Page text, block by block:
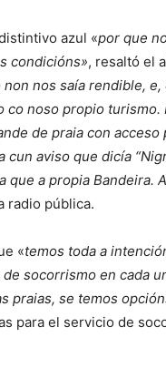
azul «por que
condicións», resaltó el
nos saía rendible, e,
co noso propio turismo.
de praia con acceso
aviso que dicía
que a propia Bandeira.
radio pública.
«temos toda a
socorrismo en cada
praias, se temos
para el servicio de